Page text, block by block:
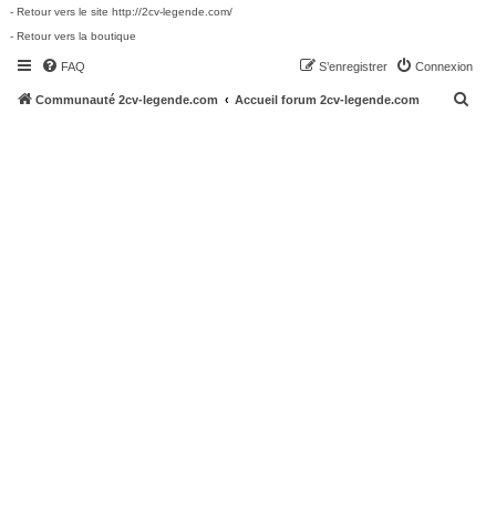
- Retour vers le site http://2cv-legende.com/
- Retour vers la boutique
FAQ Connexion
S’enregistrer
Communauté 2cv-legende.com Accueil forum 2cv-legende.com